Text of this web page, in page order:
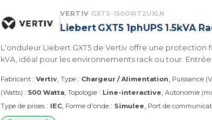
VERTIV GXT5-1500IRT2UXLN
Liebert GXT5 1phUPS 1.5kVA
L'onduleur Liebert GXT5 de Vertiv offre une protection
kVA, idéal pour les environnements rack ou tour. Entrée
Fabricant : Vertiv Type : Chargeur / Alimentation Puissance
(Watts) : 500 Watta Topologie : Line-interactive Autonomie
Type de prises : IEC Forme d'onde : Simulee Port de